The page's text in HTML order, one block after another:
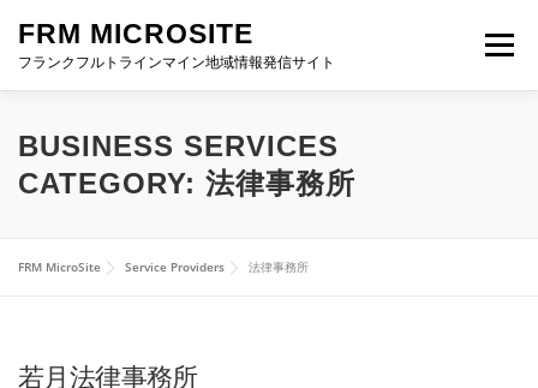
content
FRM MICROSITE
フランクフルトラインマイン地域情報発信サイト
Menu
HOME ABOUT FRM 進出お役立ち情報
BUSINESS SERVICES
CATEGORY: 法律事務所
FRM MicroSite Service Providers 法律事務所
若月法律事務所